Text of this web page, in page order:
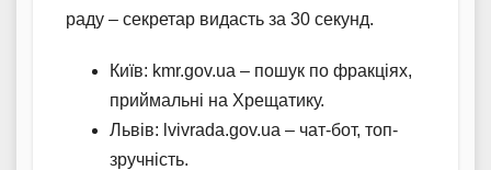
раду – секретар видасть за 30 секунд.
Київ: kmr.gov.ua – пошук по фракціях,
приймальні на Хрещатику.
Львів: lvivrada.gov.ua – чат-бот, топ-
зручність.